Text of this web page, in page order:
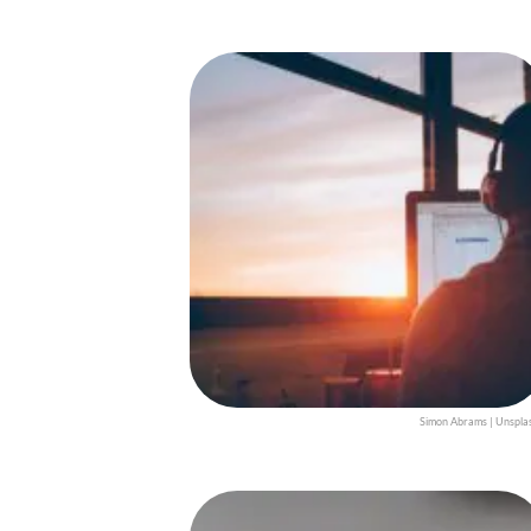
Simon Abrams |